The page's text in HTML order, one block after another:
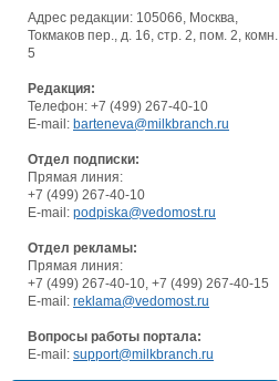
Адрес редакции: 105066, Москва,
Токмаков пер., д. 16, стр. 2, пом. 2, комн.
5
Редакция:
Телефон: +7 (499) 267-40-10
E-mail: barteneva@milkbranch.ru
Отдел подписки:
Прямая линия:
+7 (499) 267-40-10
E-mail: podpiska@vedomost.ru
Отдел рекламы:
Прямая линия:
+7 (499) 267-40-10, +7 (499) 267-40-15
E-mail: reklama@vedomost.ru
Вопросы работы портала:
E-mail: support@milkbranch.ru